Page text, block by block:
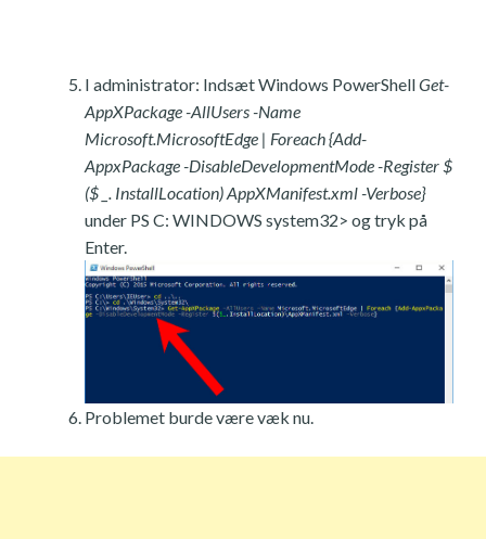
I administrator: Indsæt Windows PowerShellGet-
AppXPackage -AllUsers -Name
Microsoft.MicrosoftEdge | Foreach {Add-
AppxPackage -DisableDevelopmentMode -Register $
($ _. InstallLocation) AppXManifest.xml -Verbose}
under PS C: WINDOWS system32> og tryk på
Enter.
Problemet burde være væk nu.